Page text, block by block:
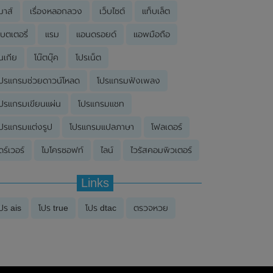
าส์ เรื่องหลอกลวง เว็บไซต์ แท็บเล็ต
ตเตอรี่ แรม แอนดรอยด์ แอพมือถือ
เกีย โน๊ตบุ๊ค โปรเน็ต
รแกรมช่วยดาวน์โหลด โปรแกรมฟังเพลง
รแกรมเขียนแผ่น โปรแกรมแชท
รแกรมแต่งรูป โปรแกรมแปลภาษา โฟลเดอร์
ร์เวอร์ ไมโครซอฟท์ ไลน์ ไวรัสคอมพิวเตอร์
Links
ร ais โปร true โปร dtac ตรวจหวย